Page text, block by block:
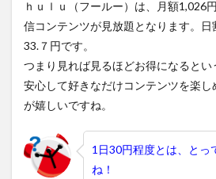
ｈｕｌｕ（フールー）は、月額1,026
信コンテンツが見放題となります。
33.７円です。
つまり見れば見るほどお得になるとい
安心して好きなだけコンテンツを楽
が嬉しいですね。
1日30円程度とは、とっ
ね！